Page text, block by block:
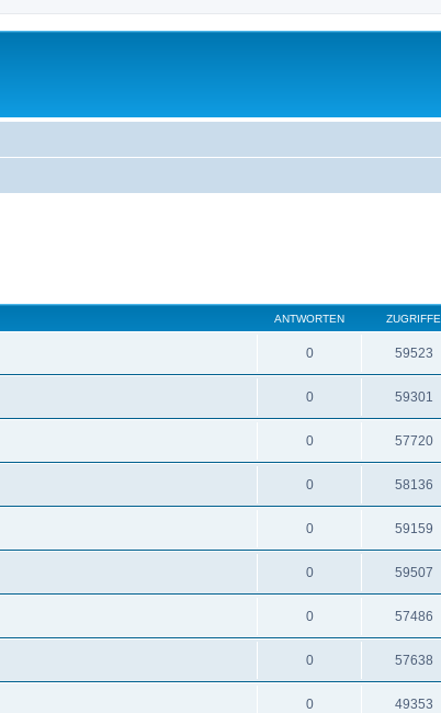
ANTWORTEN ZUGRIFFE
0 59523
0 59301
0 57720
0 58136
0 59159
0 59507
0 57486
0 57638
0 49353